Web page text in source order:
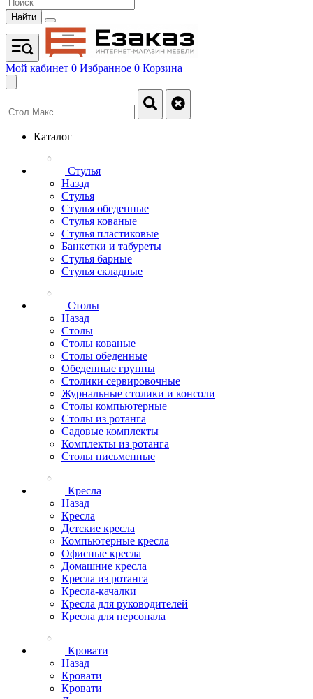
Найти
Мой кабинет 0 Избранное 0 Корзина
Каталог
Стулья
Назад
Стулья
Стулья обеденные
Стулья кованые
Стулья пластиковые
Банкетки и табуреты
Стулья барные
Стулья складные
Столы
Назад
Столы
Столы кованые
Столы обеденные
Обеденные группы
Столики сервировочные
Журнальные столики и консоли
Столы компьютерные
Столы из ротанга
Садовые комплекты
Комплекты из ротанга
Столы письменные
Кресла
Назад
Кресла
Детские кресла
Компьютерные кресла
Офисные кресла
Домашние кресла
Кресла из ротанга
Кресла-качалки
Кресла для руководителей
Кресла для персонала
Кровати
Назад
Кровати
Кровати